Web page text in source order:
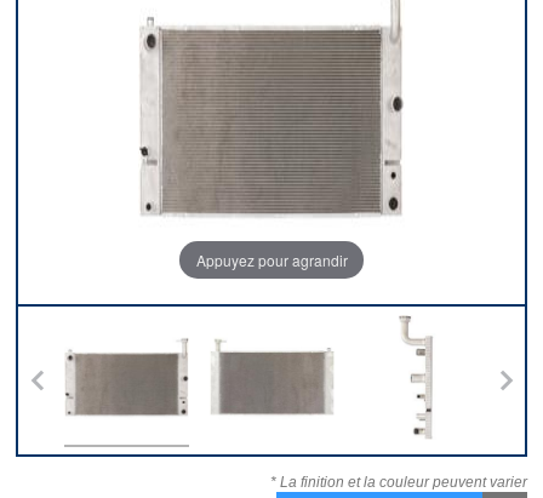
Appuyez pour agrandir
Derrière Côté droit
* La finition et la couleur peuvent varier